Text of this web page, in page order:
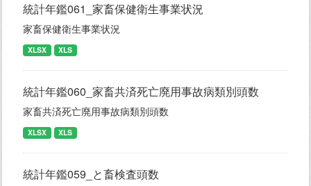
統計年鑑061_家畜保健衛生事業状況
家畜保健衛生事業状況
XLSX XLS
統計年鑑060_家畜共済死亡廃用事故病類別頭数
家畜共済死亡廃用事故病類別頭数
XLSX XLS
統計年鑑059_と畜検査頭数